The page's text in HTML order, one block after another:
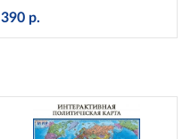
390 р.